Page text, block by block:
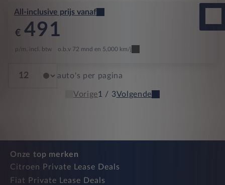
All-inclusive prijs vanaf
€ 491
p/m. incl. btw o.b.v 72 mnd en 5,000 km/j
auto's per pagina
Vorige1 / 3Volgende
Onze top merken
Citroen Private Lease Deals
Fiat Private Lease Deals